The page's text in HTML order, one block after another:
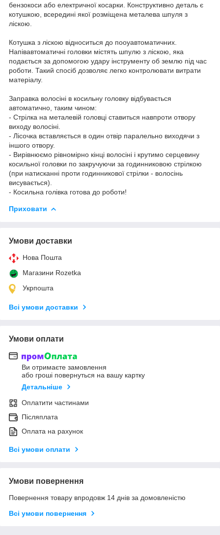
бензокоси або електричної косарки. Конструктивно деталь є
котушкою, всередині якої розміщена металева шпуля з
ліскою.
Котушка з ліскою відноситься до пооуавтоматичних.
Напівавтоматичні головки містять шпулю з ліскою, яка
подається за допомогою удару інструменту об землю під час
роботи. Такий спосіб дозволяє легко контролювати витрати
матеріалу.
Заправка волосіні в косильну головку відбувається
автоматично, таким чином:
- Стрілка на металевій головці ставиться навпроти отвору
виходу волосіні.
- Лісочка вставляється в один отвір паралельно виходячи з
іншого отвору.
- Вирівнюємо рівномірно кінці волосіні і крутимо серцевину
косильної головки по закручуючи за годинниковою стрілкою
(при натисканні проти годинникової стрілки - волосінь
висувається).
- Косильна голівка готова до роботи!
Приховати
Умови доставки
Нова Пошта
Магазини Rozetka
Укрпошта
Всі умови доставки
Умови оплати
Ви отримаєте замовлення
або гроші повернуться на вашу картку
Детальніше
Оплатити частинами
Післяплата
Оплата на рахунок
Всі умови оплати
Умови повернення
Повернення товару впродовж 14 днів за домовленістю
Всі умови повернення